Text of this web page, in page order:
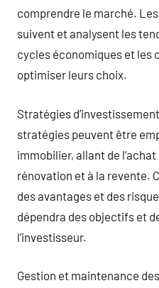
comprendre le marché.
suivent et analysent les
cycles économiques et les
optimiser leurs choix.
Stratégies
stratégies peuvent être
immobilier, allant de
rénovation et à la revente.
des avantages et des
dépendra des objectifs et
l’investisseur.
Gestion et maintenance